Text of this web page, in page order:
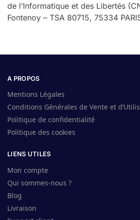
de l’Informatique et des Libertés
Fontenoy – TSA 80715, 75334
A PROPOS
Mentions Légales
Conditions Générales de Vente et
Politique de confidentialité
Politique des cookies
LIENS UTILES
Mon compte
Qui sommes-nous ?
Blog
Livraison